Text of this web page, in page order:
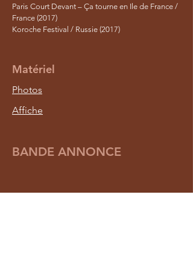
Paris Court Devant – Ça tourne en Ile de France /
France (2017)
Koroche Festival / Russie (2017)
Matériel
Photos
Affiche
BANDE ANNONCE